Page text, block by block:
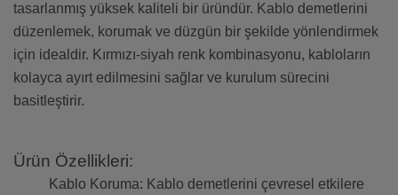
tasarlanmış yüksek kaliteli bir üründür. Kablo demetlerini
düzenlemek, korumak ve düzgün bir şekilde yönlendirmek
için idealdir. Kırmızı-siyah renk kombinasyonu, kabloların
kolayca ayırt edilmesini sağlar ve kurulum sürecini
basitleştirir.
Ürün Özellikleri:
Kablo Koruma: Kablo demetlerini çevresel etkilere